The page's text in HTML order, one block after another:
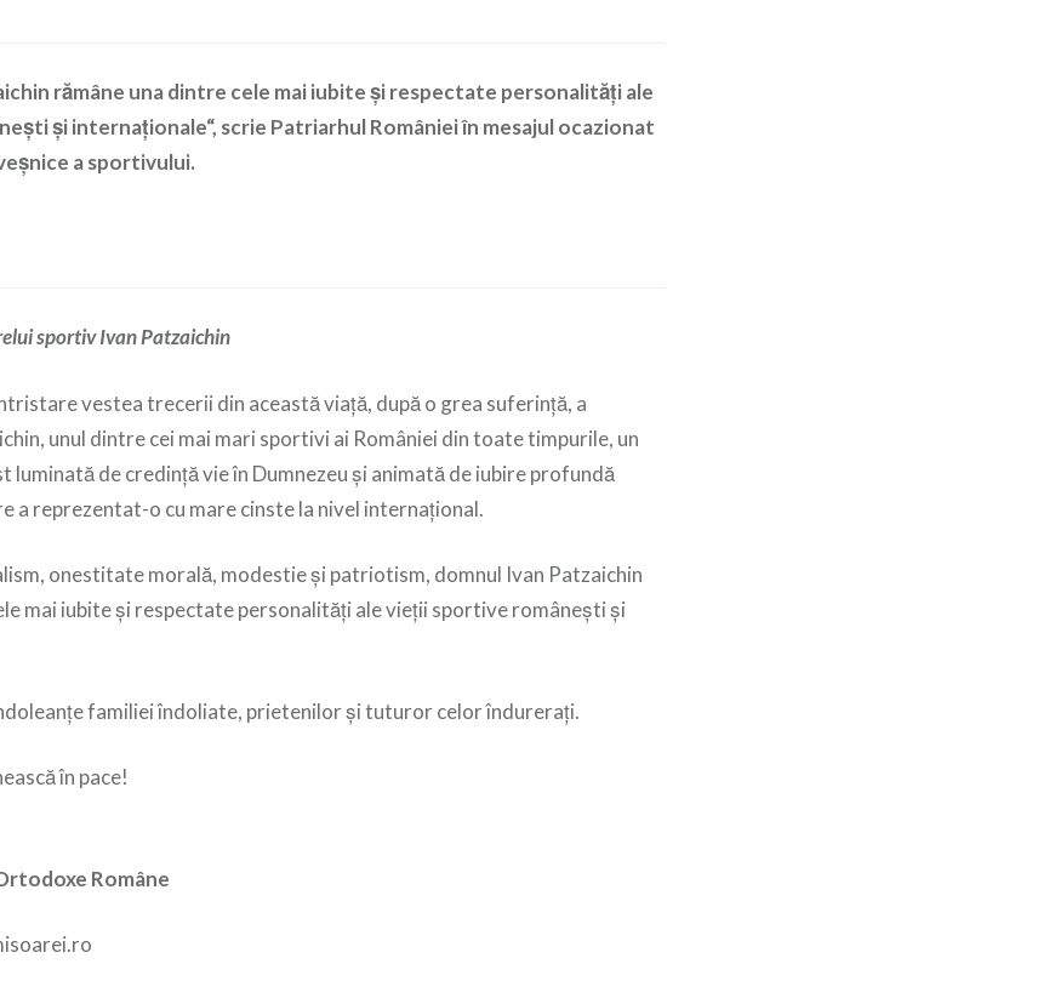
rămâne una dintre cele mai iubite și respectate personalități ale
și internaționale“, scrie Patriarhul României în mesajul ocazionat
a sportivului.
sportiv Ivan Patzaichin
vestea trecerii din această viaţă, după o grea suferință, a
unul dintre cei mai mari sportivi ai României din toate timpurile, un
luminată de credință vie în Dumnezeu şi animată de iubire profundă
a reprezentat-o cu mare cinste la nivel internaţional.
onestitate morală, modestie și patriotism, domnul Ivan Patzaichin
mai iubite și respectate personalități ale vieții sportive românești și
familiei îndoliate, prietenilor și tuturor celor îndurerați.
în pace!
Române